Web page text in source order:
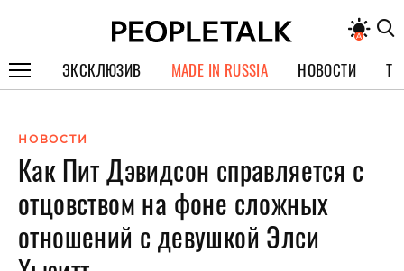
ЭКСКЛЮЗИВ
СПЕЦПРОЕКТЫ
ИНТЕРВЬЮ
ПОКОЛЕНИЕ
MADE IN RUSSIA НОВОСТИ
НОВОСТИ
Как Пит Дэвидсон справляется с
отцовством на фоне сложных
отношений с девушкой Элси